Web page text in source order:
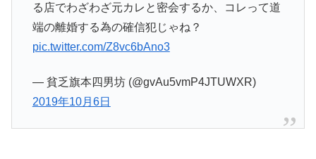
る店でわざわざ元カレと密会するか、コレって道
端の離婚する為の確信犯じゃね？
pic.twitter.com/Z8vc6bAno3
— 貧乏旗本四男坊 (@gvAu5vmP4JTUWXR)
2019年10月6日